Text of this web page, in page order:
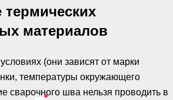
материалов
(они зависят от марки
температуры окружающего
сварочного шва нельзя проводить в